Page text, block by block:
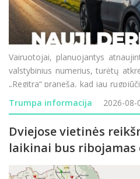
Vairuotojai, planuojantys
valstybinius numerius, turėtų
„Regitra“ praneša, kad jau
paleistos naujos valstybinių
šio etapo n
Trumpa informacija 2026-08-
Dviejose vietinės
laikinai bus ribojamas